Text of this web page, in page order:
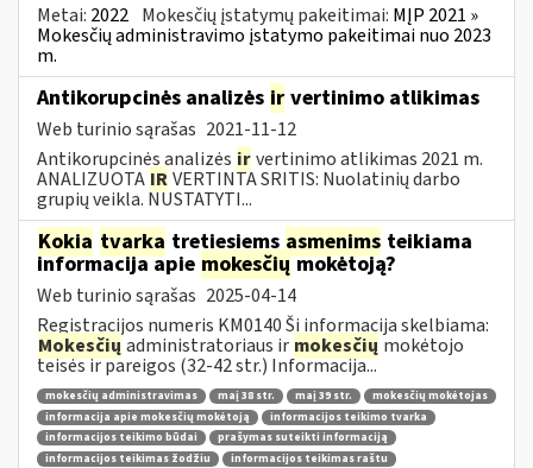
Metai: 2022 Mokesčių įstatymų pakeitimai: MĮP 2021 »
Mokesčių administravimo įstatymo pakeitimai nuo 2023
m.
Antikorupcinės analizės ir vertinimo atlikimas
Web turinio sąrašas 2021-11-12
Antikorupcinės analizės irvertinimo atlikimas 2021 m.
ANALIZUOTA IRVERTINTA SRITIS: Nuolatinių darbo
grupių veikla. NUSTATYTI...
Kokia tvarka tretiesiems asmenims teikiama
informacija apie mokesčiųmokėtoją?
Web turinio sąrašas 2025-04-14
Registracijos numeris KM0140 Ši informacija skelbiama:
Mokesčių administratoriaus ir mokesčių mokėtojo
teisės ir pareigos (32-42 str.) Informacija...
mokesčių administravimas maį 38 str. maį 39 str.
mokesčių mokėtojas
informacija apie mokesčių mokėtoją
informacijos teikimo tvarka
informacijos teikimo būdai
prašymas suteikti informaciją
informacijos teikimas žodžiu
informacijos teikimas raštu